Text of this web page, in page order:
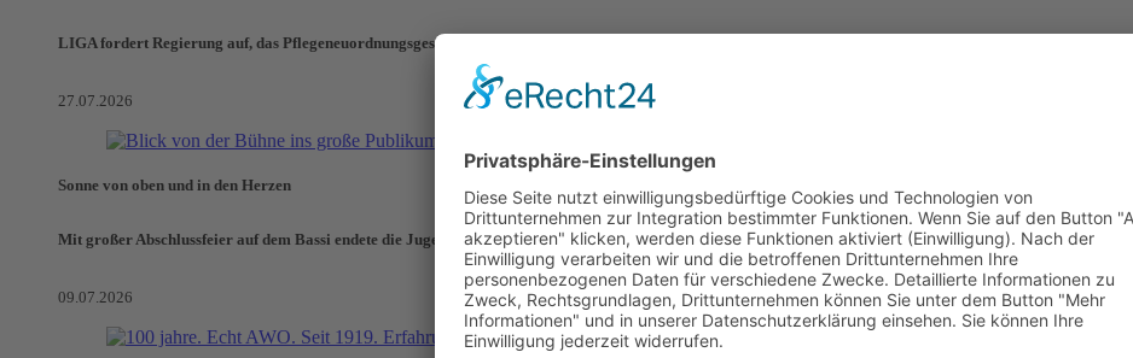
LIGA fordert Regierung auf, das Pflegeneuordnungsgesetz zu verhindern
27.07.2026
Sonne von oben und in den Herzen
Mit großer Abschlussfeier auf dem Bassi endete die Jugendaktionswoche 2026 und es geht weiter …
09.07.2026